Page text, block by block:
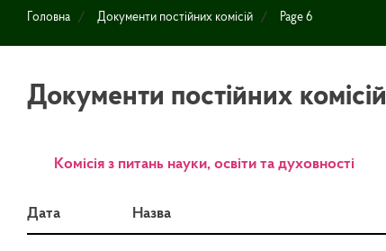
Головна Документи постійних комісій Page 6
Документи постійних комісій
Kомісія з питань науки, освіти та духовності
Дата Назва